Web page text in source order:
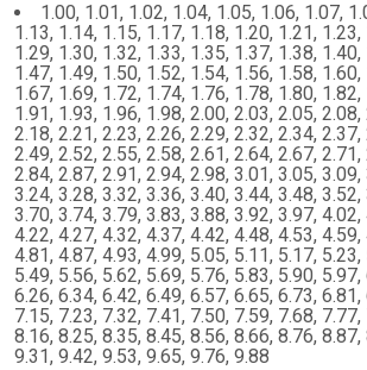
1.00, 1.01, 1.02, 1.04, 1.05, 1.06, 1.07,
1.13, 1.14, 1.15, 1.17, 1.18, 1.20, 1.21,
1.29, 1.30, 1.32, 1.33, 1.35, 1.37, 1.38,
1.47, 1.49, 1.50, 1.52, 1.54, 1.56, 1.58,
1.67, 1.69, 1.72, 1.74, 1.76, 1.78, 1.80,
1.91, 1.93, 1.96, 1.98, 2.00, 2.03, 2.05,
2.18, 2.21, 2.23, 2.26, 2.29, 2.32, 2.34,
2.49, 2.52, 2.55, 2.58, 2.61, 2.64, 2.67,
2.84, 2.87, 2.91, 2.94, 2.98, 3.01, 3.05,
3.24, 3.28, 3.32, 3.36, 3.40, 3.44, 3.48,
3.70, 3.74, 3.79, 3.83, 3.88, 3.92, 3.97,
4.22, 4.27, 4.32, 4.37, 4.42, 4.48, 4.53,
4.81, 4.87, 4.93, 4.99, 5.05, 5.11, 5.17,
5.49, 5.56, 5.62, 5.69, 5.76, 5.83, 5.90,
6.26, 6.34, 6.42, 6.49, 6.57, 6.65, 6.73,
7.15, 7.23, 7.32, 7.41, 7.50, 7.59, 7.68,
8.16, 8.25, 8.35, 8.45, 8.56, 8.66, 8.76,
9.31, 9.42, 9.53, 9.65, 9.76, 9.88